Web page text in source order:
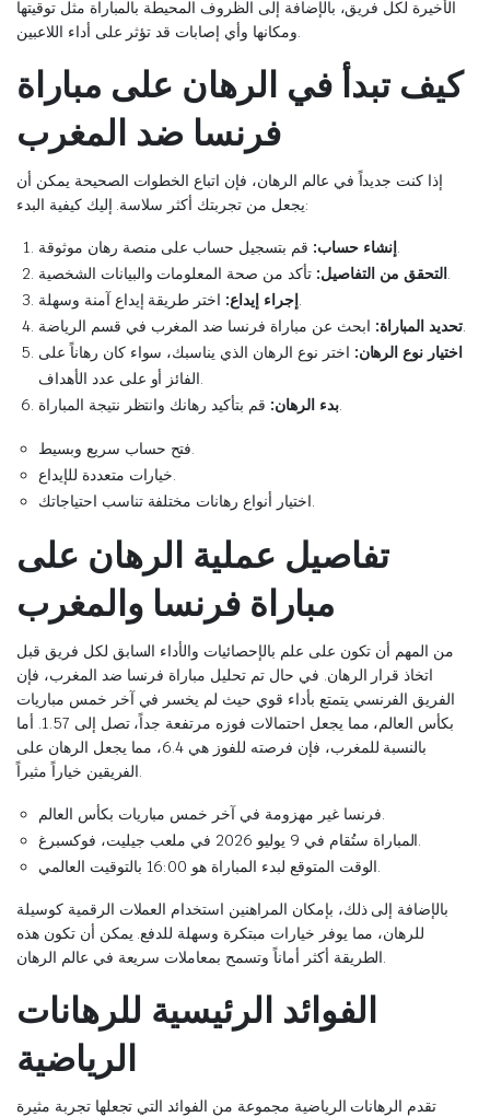
الأخيرة لكل فريق، بالإضافة إلى الظروف المحيطة بالمباراة مثل توقيتها
ومكانها وأي إصابات قد تؤثر على أداء اللاعبين.
كيف تبدأ في الرهان على مباراة
فرنسا ضد المغرب
إذا كنت جديداً في عالم الرهان، فإن اتباع الخطوات الصحيحة يمكن أن
يجعل من تجربتك أكثر سلاسة. إليك كيفية البدء:
إنشاء حساب:قم بتسجيل حساب على منصة رهان موثوقة.
التحقق من التفاصيل:تأكد من صحة المعلومات والبيانات الشخصية.
إجراء إيداع:اختر طريقة إيداع آمنة وسهلة.
تحديد المباراة:ابحث عن مباراة فرنسا ضد المغرب في قسم الرياضة.
اختيار نوع الرهان: اختر نوع الرهان الذي يناسبك، سواء كان رهاناً على
الفائز أو على عدد الأهداف.
بدء الرهان:قم بتأكيد رهانك وانتظر نتيجة المباراة.
فتح حساب سريع وبسيط.
خيارات متعددة للإيداع.
اختيار أنواع رهانات مختلفة تناسب احتياجاتك.
تفاصيل عملية الرهان على
مباراة فرنسا والمغرب
من المهم أن تكون على علم بالإحصائيات والأداء السابق لكل فريق قبل
اتخاذ قرار الرهان. في حال تم تحليل مباراة فرنسا ضد المغرب، فإن
الفريق الفرنسي يتمتع بأداء قوي حيث لم يخسر في آخر خمس مباريات
بكأس العالم، مما يجعل احتمالات فوزه مرتفعة جداً، تصل إلى 1.57. أما
بالنسبة للمغرب، فإن فرصته للفوز هي 6.4، مما يجعل الرهان على
الفريقين خياراً مثيراً.
فرنسا غير مهزومة في آخر خمس مباريات بكأس العالم.
المباراة ستُقام في 9 يوليو 2026 في ملعب جيليت، فوكسبرغ.
الوقت المتوقع لبدء المباراة هو 16:00 بالتوقيت العالمي.
بالإضافة إلى ذلك، بإمكان المراهنين استخدام العملات الرقمية كوسيلة
للرهان، مما يوفر خيارات مبتكرة وسهلة للدفع. يمكن أن تكون هذه
الطريقة أكثر أماناً وتسمح بمعاملات سريعة في عالم الرهان.
الفوائد الرئيسية للرهانات
الرياضية
تقدم الرهانات الرياضية مجموعة من الفوائد التي تجعلها تجربة مثيرة